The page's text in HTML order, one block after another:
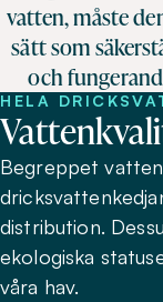
vatten, måste
sätt som
och
HELA
Begreppet
distribution.
ekologiska
våra hav.